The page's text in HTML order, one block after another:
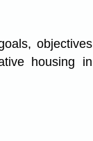
objectives
housing in